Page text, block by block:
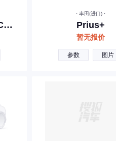
PLUG-IN HYBRID Concept
· 丰田(进口) ·
Prius+
暂无报价
参数 图片